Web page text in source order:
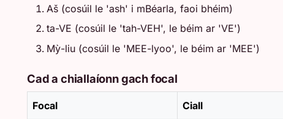
Aš (cosúil le 'ash' i mBéarla, faoi bhéim)
ta-VE (cosúil le 'tah-VEH', le béim ar 'VE')
Mỳ-liu (cosúil le 'MEE-lyoo', le béim ar 'MEE')
Cad a chiallaíonn gach focal
Focal Ciall